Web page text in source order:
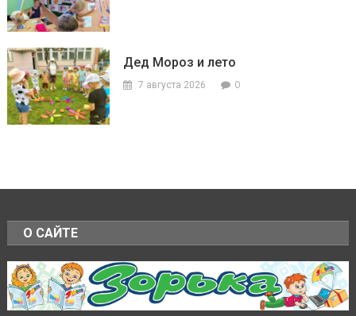
Дед Мороз и лето
7 августа 2026 0
О САЙТЕ